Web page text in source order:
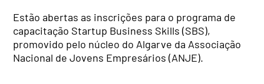
Estão abertas as inscrições para o programa de
capacitação Startup Business Skills (SBS),
promovido pelo núcleo do Algarve da Associação
Nacional de Jovens Empresários (ANJE).